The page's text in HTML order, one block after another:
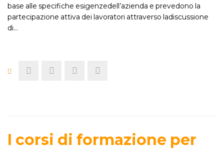
base alle specifiche esigenzedell’azienda e prevedono la
partecipazione attiva dei lavoratori attraverso ladiscussione
di…
I corsi di formazione per